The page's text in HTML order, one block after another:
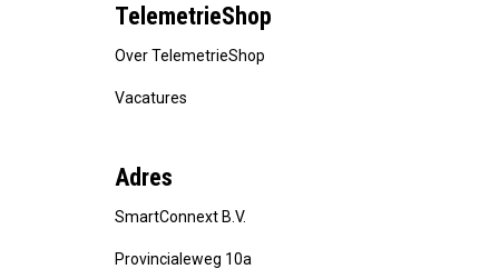
TelemetrieShop
Over TelemetrieShop
Vacatures
Adres
SmartConnext B.V.
Provincialeweg 10a